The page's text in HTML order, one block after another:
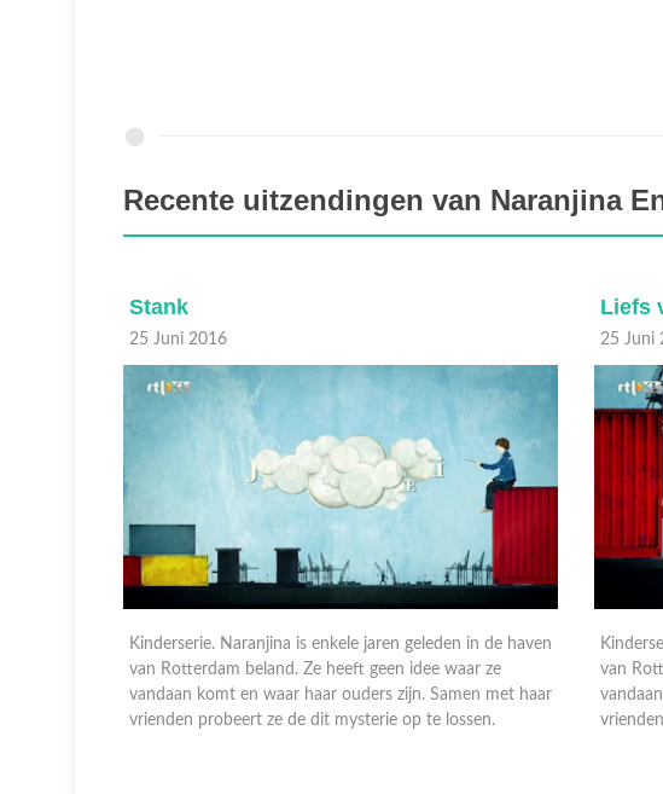
Recente uitzendingen van Naranjina
Stank
25 Juni 2016
Kinderserie. Naranjina is enkele jaren geleden in de haven
van Rotterdam beland. Ze heeft geen idee waar ze
vandaan komt en waar haar ouders zijn. Samen met haar
vrienden probeert ze de dit mysterie op te lossen.
Liefs
25 Juni
van